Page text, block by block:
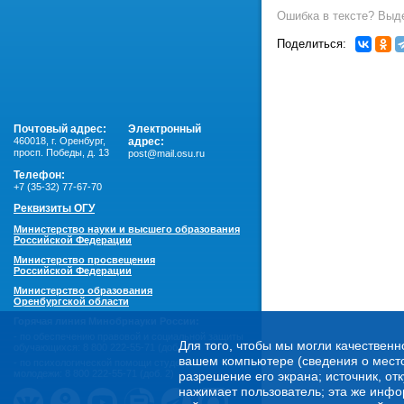
Ошибка в тексте?
Поделиться:
Для того, чтобы мы могли
вашем компьютере (сведения о
разрешение его экрана; источник,
нажимает пользователь; эта же
Почтовый адрес:
460018 г. Оренбург,
просп. Победы, д. 13
Электронный
адрес:
post@mail.osu.ru
Телефон:
+7 (35-32) 77-67-70
Реквизиты ОГУ
Министерство науки и высшего образования
Российской Федерации
Министерство просвещения
Российской Федерации
Министерство образования
Оренбургской области
8 800 222-55-71 (доб. 1)
- по психологической помощи студенческой